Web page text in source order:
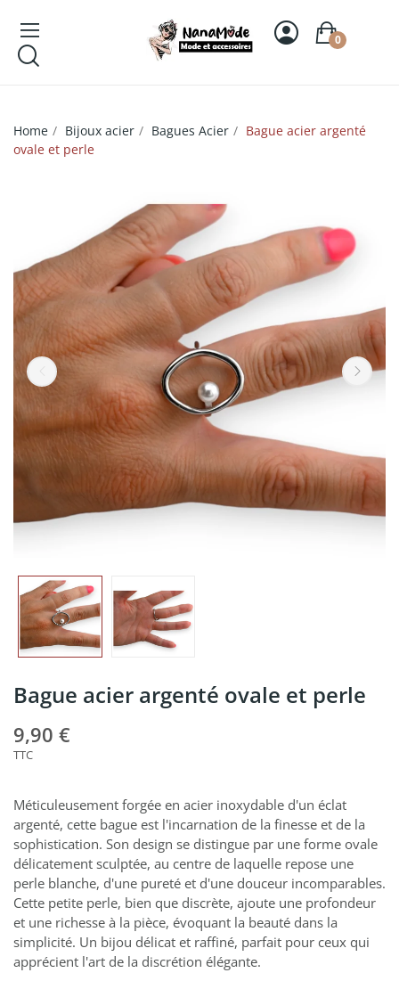
0
Home Bijoux acier Bagues Acier
Bague acier argenté
ovale et perle
Bague acier argenté ovale et perle
9,90 €
TTC
Méticuleusement forgée en acier inoxydable d'un éclat
argenté, cette bague est l'incarnation de la finesse et de la
sophistication. Son design se distingue par une forme ovale
délicatement sculptée, au centre de laquelle repose une
perle blanche, d'une pureté et d'une douceur incomparables.
Cette petite perle, bien que discrète, ajoute une profondeur
et une richesse à la pièce, évoquant la beauté dans la
simplicité. Un bijou délicat et raffiné, parfait pour ceux qui
apprécient l'art de la discrétion élégante.